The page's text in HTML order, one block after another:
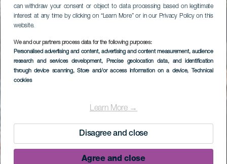
can withdraw your consent or object to data processing based on legitimate
interest at any time by clicking on “Learn More” or in our Privacy Policy on this
website.
We and our partners process data for the following purposes:
Personalised advertising and content, advertising and content measurement, audience
research and services development, Precise geolocation data, and identification
through device scanning, Store and/or access information on a device, Technical
cookies
Learn More →
Disagree and close
Agree and close